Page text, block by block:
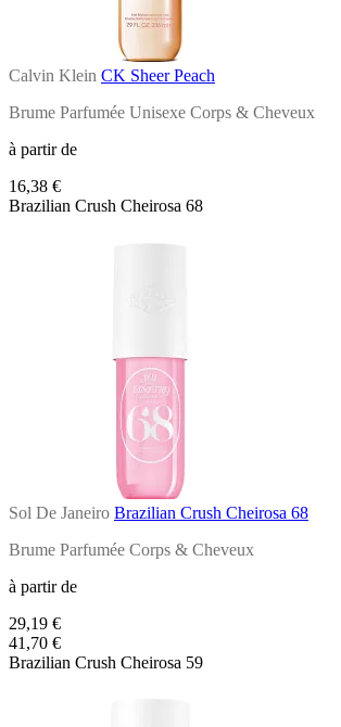
Calvin Klein CK Sheer Peach
Brume Parfumée Unisexe Corps & Cheveux
à partir de
16,38 €
Brazilian Crush Cheirosa 68
Sol De Janeiro Brazilian Crush Cheirosa 68
Brume Parfumée Corps & Cheveux
à partir de
29,19 €
41,70 €
Brazilian Crush Cheirosa 59